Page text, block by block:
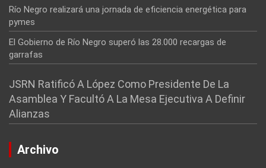
Río Negro realizará una jornada de eficiencia energética para
pymes
El Gobierno de Río Negro superó las 28.000 recargas de
garrafas
JSRN Ratificó A López Como Presidente De La
Asamblea Y Facultó A La Mesa Ejecutiva A Definir
Alianzas
Archivo